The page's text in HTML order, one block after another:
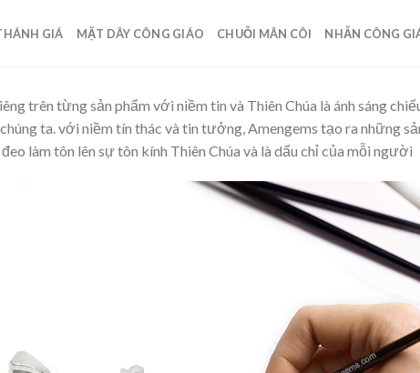
GIÁ MẶT DÂY CÔNG GIÁO CHUỖI MÂN CÔI NHẪN CÔNG
trên từng sản phẩm với niềm tin và Thiên Chúa là ánh sáng
ta. với niềm tín thác và tin tưởng, Amengems tạo ra những
làm tôn lên sự tôn kính Thiên Chúa và là dấu chỉ của mỗi người